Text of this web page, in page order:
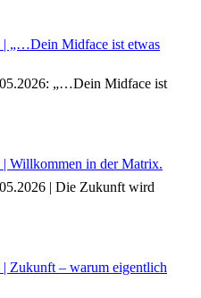
| „…Dein Midface ist etwas
„…Dein Midface ist
Willkommen in der Matrix.
| Die Zukunft wird
Zukunft – warum eigentlich